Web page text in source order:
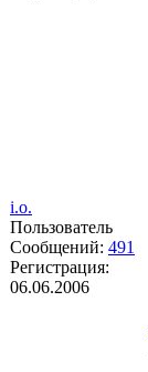
i.o.
Пользователь
Сообщений: 491
Регистрация:
06.06.2006